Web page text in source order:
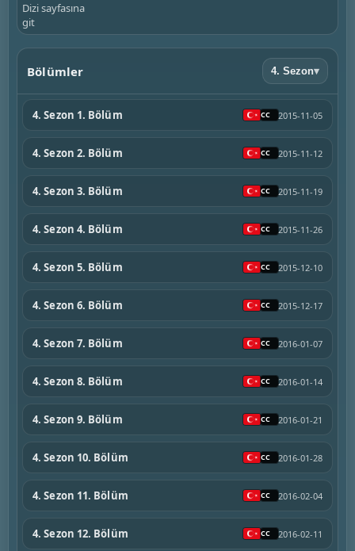
Dizi sayfasına
git
Bölümler 4. Sezon▾
4. Sezon 1. Bölüm 2015-11-05
4. Sezon 2. Bölüm 2015-11-12
4. Sezon 3. Bölüm 2015-11-19
4. Sezon 4. Bölüm 2015-11-26
4. Sezon 5. Bölüm 2015-12-10
4. Sezon 6. Bölüm 2015-12-17
4. Sezon 7. Bölüm 2016-01-07
4. Sezon 8. Bölüm 2016-01-14
4. Sezon 9. Bölüm 2016-01-21
4. Sezon 10. Bölüm 2016-01-28
4. Sezon 11. Bölüm 2016-02-04
4. Sezon 12. Bölüm 2016-02-11